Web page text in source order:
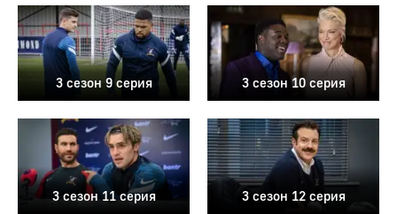
3 сезон 9 серия 3 сезон 10 серия
3 сезон 11 серия
3 сезон 12 серия